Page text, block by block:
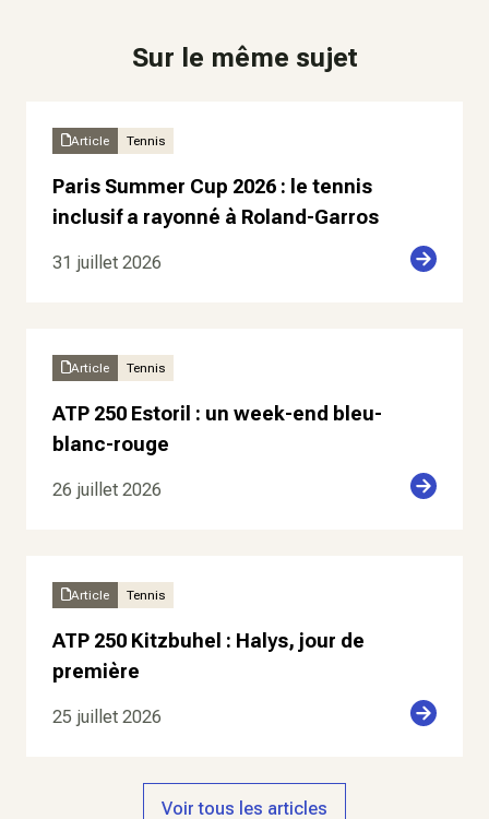
Sur le même sujet
Article Tennis
Paris Summer Cup 2026 : le tennis
inclusif a rayonné à Roland-Garros
31 juillet 2026
Article Tennis
ATP 250 Estoril : un week-end bleu-
blanc-rouge
26 juillet 2026
Article Tennis
ATP 250 Kitzbuhel : Halys, jour de
première
25 juillet 2026
Voir tous les articles